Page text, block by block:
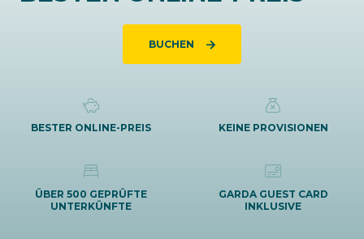
BUCHEN
BESTER ONLINE-PREIS KEINE PROVISIONEN
ÜBER 500 GEPRÜFTE
UNTERKÜNFTE
GARDA GUEST CARD
INKLUSIVE